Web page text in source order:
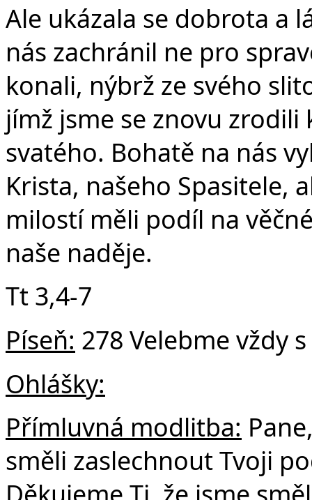
Ale ukázala se dobrota a
nás zachránil ne pro
konali, nýbrž ze svého
jímž jsme se znovu
svatého. Bohatě na nás
Krista, našeho Spasitele,
milostí měli podíl na
naše naděje.
Tt 3,4-7
Píseň: 278 Velebme vždy
Ohlášky:
Přímluvná modlitba:
směli zaslechnout Tvoji